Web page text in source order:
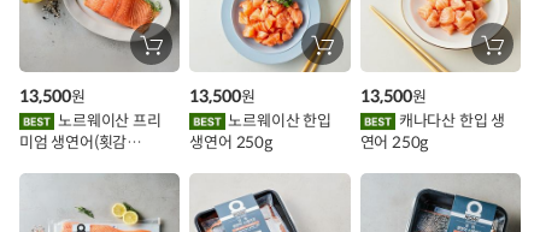
상품필수정보 이미지(자세히보기)
인
이
트
장
바
에
담
노르웨이산 프리
미엄 생연어(횟감
13,500원
장
바
에
담
노르웨이산 한입
생연어 250g
13,500원
장
바
에
담
연어 250g
13,500원